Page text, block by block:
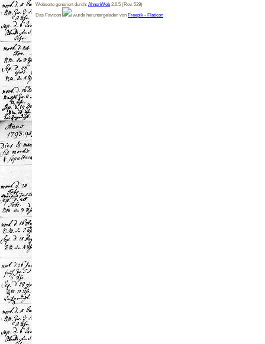
Webseite generiert durch: AhnenWeb 2.6.5 (Rev. 529)
Das Favicon
wurde heruntergeladen von Freepik - Flaticon